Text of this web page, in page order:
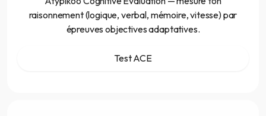
raisonnement (logique, verbal, mémoire, vitesse) par
épreuves objectives adaptatives.
Test ACE